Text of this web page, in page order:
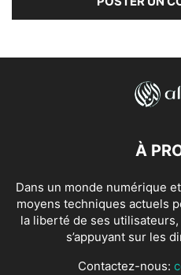
À
Dans un monde numérique
moyens techniques actuels
la liberté de ses
s’appuyant sur les
Contactez-nous: